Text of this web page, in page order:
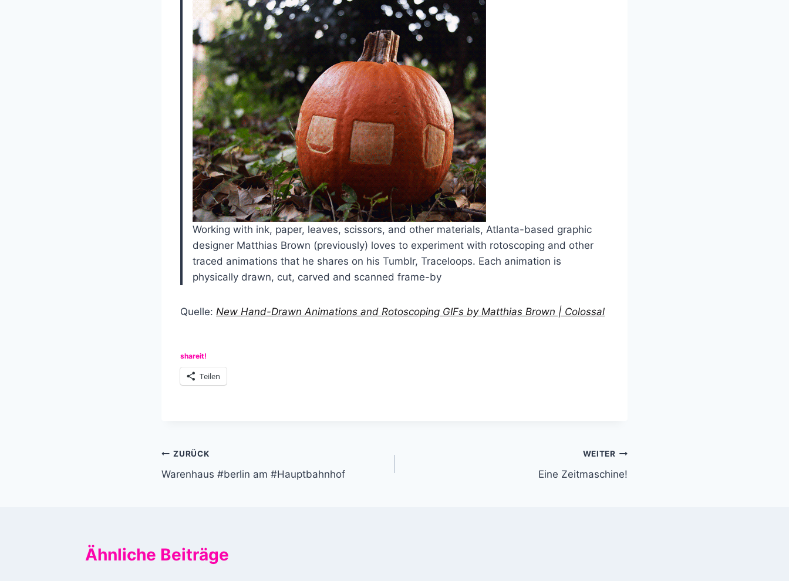
Working with ink, paper, leaves, scissors, and other materials, Atlanta-based graphic
designer Matthias Brown (previously) loves to experiment with rotoscoping and other
traced animations that he shares on his Tumblr, Traceloops. Each animation is
physically drawn, cut, carved and scanned frame-by
Quelle: New Hand-Drawn Animations and Rotoscoping GIFs by Matthias Brown | Colossal
shareit!
Teilen
Beitragsnavigation
ZURÜCK
Warenhaus #berlin am #Hauptbahnhof
WEITER
Eine Zeitmaschine!
Ähnliche Beiträge